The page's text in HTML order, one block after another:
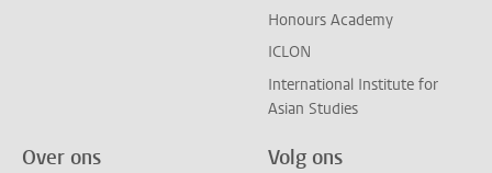
Honours Academy
ICLON
International Institute for
Asian Studies
Over ons Volg ons